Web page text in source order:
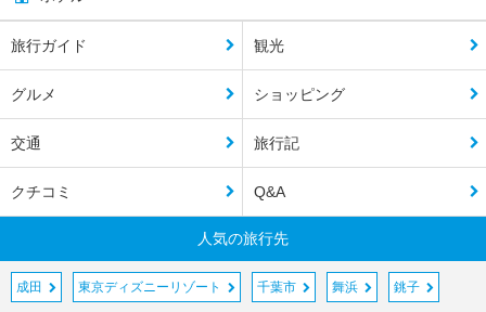
旅行ガイド 観光
グルメ ショッピング
交通 旅行記
クチコミ Q&A
人気の旅行先
成田 東京ディズニーリゾート 千葉市 舞浜 銚子